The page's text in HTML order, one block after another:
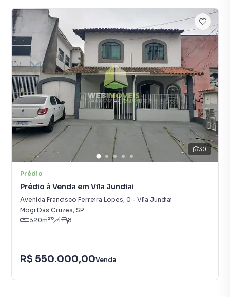
30
Prédio
Prédio à Venda em Vila Jundiai
Avenida Francisco Ferreira Lopes, 0 - Vila Jundiai
Mogi Das Cruzes, SP
320m² 4 8
R$ 550.000,00Venda